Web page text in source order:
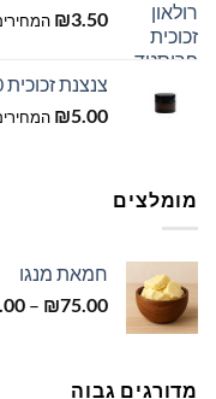
₪3.50
צנצנת זכוכית 50 מ״ל חום מכסה שחור
₪5.00
מומלצים
חמאת מנגו
₪75.00
–
מדורגים גבוה